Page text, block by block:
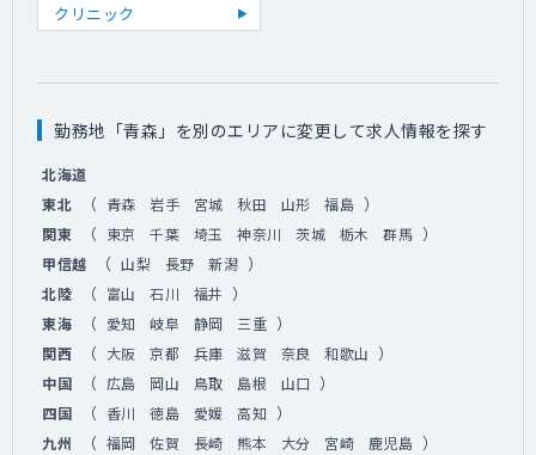
クリニック
勤務地「青森」を別のエリアに変更して求人情報を探す
北海道
東北
（ 青森 岩手 宮城 秋田 山形 福島 ）
関東 （ 東京 千葉 埼玉 神奈川 茨城 栃木 群馬 ）
甲信越 （ 山梨 長野 新潟 ）
北陸 （ 富山 石川 福井 ）
東海 （ 愛知 岐阜 静岡 三重 ）
関西 （ 大阪 京都 兵庫 滋賀 奈良 和歌山 ）
中国 （ 広島 岡山 鳥取 島根 山口 ）
四国 （ 香川 徳島 愛媛 高知 ）
九州 （ 福岡 佐賀 長崎 熊本 大分 宮崎 鹿児島 ）